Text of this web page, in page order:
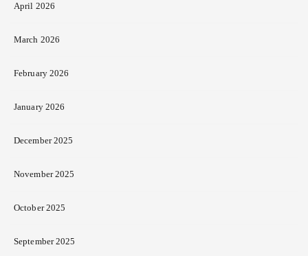
April 2026
March 2026
February 2026
January 2026
December 2025
November 2025
October 2025
September 2025